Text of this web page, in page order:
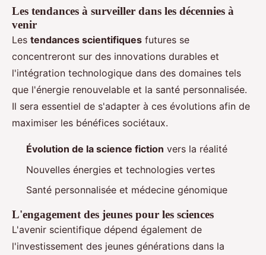
Les tendances à surveiller dans les décennies à
venir
Les tendances scientifiques futures se
concentreront sur des innovations durables et
l'intégration technologique dans des domaines tels
que l'énergie renouvelable et la santé personnalisée.
Il sera essentiel de s'adapter à ces évolutions afin de
maximiser les bénéfices sociétaux.
Évolution de la science fiction vers la réalité
Nouvelles énergies et technologies vertes
Santé personnalisée et médecine génomique
L'engagement des jeunes pour les sciences
L'avenir scientifique dépend également de
l'investissement des jeunes générations dans la